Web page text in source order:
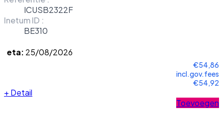
ICUSB2322F
Inetum ID :
BE310
eta: 25/08/2026
€54,86
incl.gov.fees
€54,92
+ Detail
Toevoegen